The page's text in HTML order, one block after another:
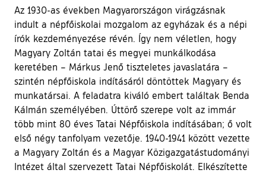
Az 1930-as években Magyarországon virágzásnak
indult a népfőiskolai mozgalom az egyházak és a népi
írók kezdeményezése révén. Így nem véletlen, hogy
Magyary Zoltán tatai és megyei munkálkodása
keretében – Márkus Jenő tiszteletes javaslatára –
szintén népfőiskola indításáról döntöttek Magyary és
munkatársai. A feladatra kiváló embert találtak Benda
Kálmán személyében. Úttörő szerepe volt az immár
több mint 80 éves Tatai Népfőiskola indításában; ő volt
első négy tanfolyam vezetője. 1940-1941 között vezette
a Magyary Zoltán és a Magyar Közigazgatástudományi
Intézet által szervezett Tatai Népfőiskolát. Elkészítette